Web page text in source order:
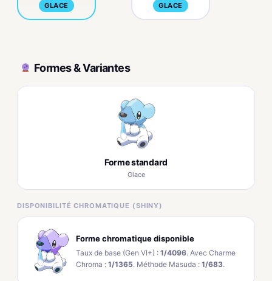
GLACE GLACE
Formes & Variantes
Forme standard
Glace
DISPONIBILITÉ CHROMATIQUE (SHINY)
Forme chromatique disponible
Taux de base (Gen VI+) : 1/4096. Avec Charme
Chroma : 1/1365. Méthode Masuda : 1/683.